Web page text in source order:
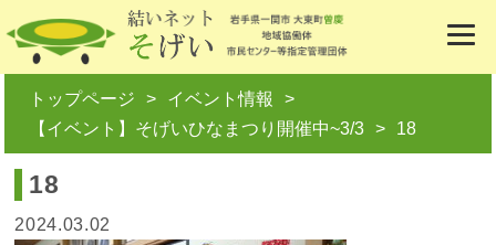
トップページ
イベント情報
【イベント】そげいひなまつり開催中~3/3
18
18
2024.03.02